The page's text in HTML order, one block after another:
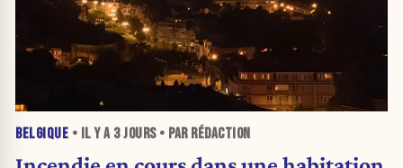
BELGIQUE • IL Y A 3 JOURS• PAR RÉDACTION